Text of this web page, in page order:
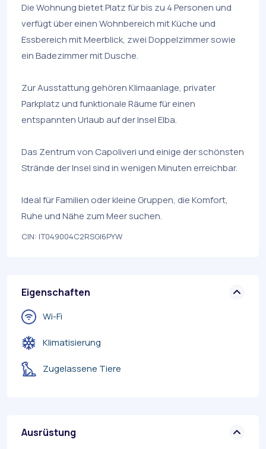
Die Wohnung bietet Platz für bis zu 4 Personen und
verfügt über einen Wohnbereich mit Küche und
Essbereich mit Meerblick, zwei Doppelzimmer sowie
ein Badezimmer mit Dusche.
Zur Ausstattung gehören Klimaanlage, privater
Parkplatz und funktionale Räume für einen
entspannten Urlaub auf der Insel Elba.
Das Zentrum von Capoliveri und einige der schönsten
Strände der Insel sind in wenigen Minuten erreichbar.
Ideal für Familien oder kleine Gruppen, die Komfort,
Ruhe und Nähe zum Meer suchen.
CIN: IT049004C2RSGI6PYW
Eigenschaften
Wi-Fi
Klimatisierung
Zugelassene Tiere
Ausrüstung